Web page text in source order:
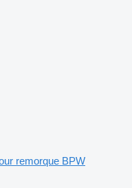
remorque BPW